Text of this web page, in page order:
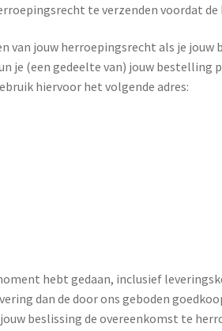
te verzenden voordat
van jouw herroepingsrecht als je
(een gedeelte van) jouw bestelling
hiervoor het volgende adres:
hebt gedaan, inclusief
dan de door ons geboden
beslissing de overeenkomst te